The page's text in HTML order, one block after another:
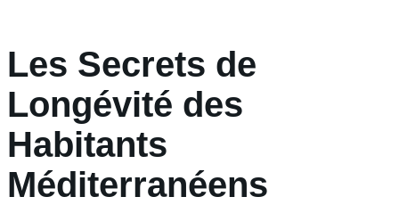
Les Secrets de
Longévité des
Habitants
Méditerranéens